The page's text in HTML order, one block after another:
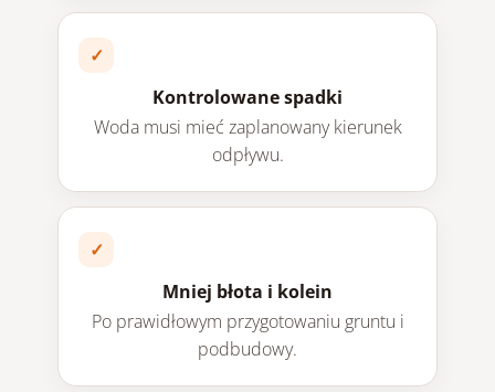
Kontrolowane spadki
Woda musi mieć zaplanowany kierunek
odpływu.
Mniej błota i kolein
Po prawidłowym przygotowaniu gruntu i
podbudowy.